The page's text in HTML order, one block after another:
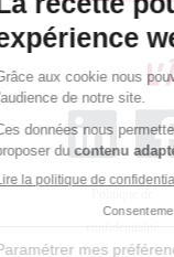
confidentialité